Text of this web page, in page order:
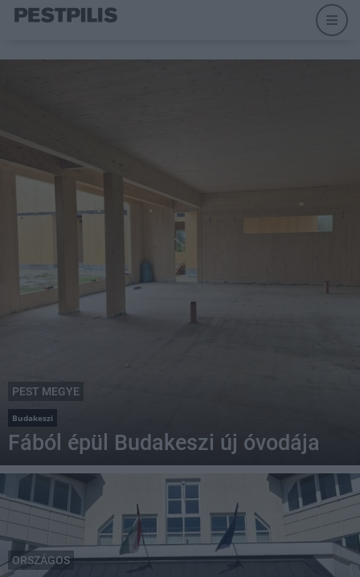
PEST MEGYE
Budakeszi
Fából épül Budakeszi új óvodája
ORSZÁGOS